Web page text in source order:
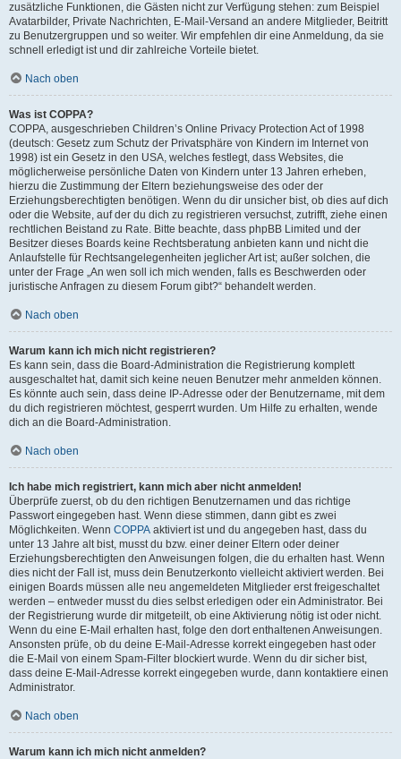
zusätzliche Funktionen, die Gästen nicht zur Verfügung stehen: zum Beispiel
Avatarbilder, Private Nachrichten, E-Mail-Versand an andere Mitglieder, Beitritt
zu Benutzergruppen und so weiter. Wir empfehlen dir eine Anmeldung, da sie
schnell erledigt ist und dir zahlreiche Vorteile bietet.
Nach oben
Was ist COPPA?
COPPA, ausgeschrieben Children’s Online Privacy Protection Act of 1998
(deutsch: Gesetz zum Schutz der Privatsphäre von Kindern im Internet von
1998) ist ein Gesetz in den USA, welches festlegt, dass Websites, die
möglicherweise persönliche Daten von Kindern unter 13 Jahren erheben,
hierzu die Zustimmung der Eltern beziehungsweise des oder der
Erziehungsberechtigten benötigen. Wenn du dir unsicher bist, ob dies auf dich
oder die Website, auf der du dich zu registrieren versuchst, zutrifft, ziehe einen
rechtlichen Beistand zu Rate. Bitte beachte, dass phpBB Limited und der
Besitzer dieses Boards keine Rechtsberatung anbieten kann und nicht die
Anlaufstelle für Rechtsangelegenheiten jeglicher Art ist; außer solchen, die
unter der Frage „An wen soll ich mich wenden, falls es Beschwerden oder
juristische Anfragen zu diesem Forum gibt?“ behandelt werden.
Nach oben
Warum kann ich mich nicht registrieren?
Es kann sein, dass die Board-Administration die Registrierung komplett
ausgeschaltet hat, damit sich keine neuen Benutzer mehr anmelden können.
Es könnte auch sein, dass deine IP-Adresse oder der Benutzername, mit dem
du dich registrieren möchtest, gesperrt wurden. Um Hilfe zu erhalten, wende
dich an die Board-Administration.
Nach oben
Ich habe mich registriert, kann mich aber nicht anmelden!
Überprüfe zuerst, ob du den richtigen Benutzernamen und das richtige
Passwort eingegeben hast. Wenn diese stimmen, dann gibt es zwei
Möglichkeiten. Wenn COPPA aktiviert ist und du angegeben hast, dass du
unter 13 Jahre alt bist, musst du bzw. einer deiner Eltern oder deiner
Erziehungsberechtigten den Anweisungen folgen, die du erhalten hast. Wenn
dies nicht der Fall ist, muss dein Benutzerkonto vielleicht aktiviert werden. Bei
einigen Boards müssen alle neu angemeldeten Mitglieder erst freigeschaltet
werden – entweder musst du dies selbst erledigen oder ein Administrator. Bei
der Registrierung wurde dir mitgeteilt, ob eine Aktivierung nötig ist oder nicht.
Wenn du eine E-Mail erhalten hast, folge den dort enthaltenen Anweisungen.
Ansonsten prüfe, ob du deine E-Mail-Adresse korrekt eingegeben hast oder
die E-Mail von einem Spam-Filter blockiert wurde. Wenn du dir sicher bist,
dass deine E-Mail-Adresse korrekt eingegeben wurde, dann kontaktiere einen
Administrator.
Nach oben
Warum kann ich mich nicht anmelden?